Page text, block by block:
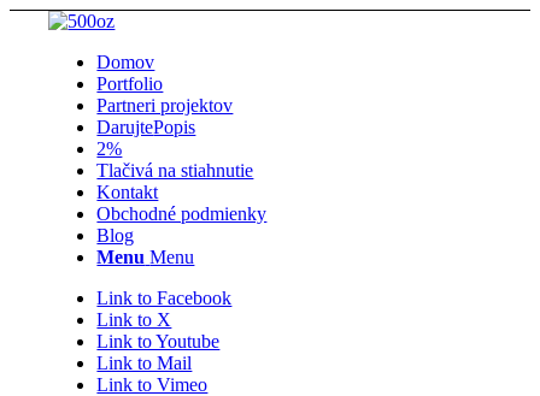
Domov
Portfolio
Partneri projektov
DarujtePopis
2%
Tlačivá na stiahnutie
Kontakt
Obchodné podmienky
Blog
Menu Menu
Link to Facebook
Link to X
Link to Youtube
Link to Mail
Link to Vimeo